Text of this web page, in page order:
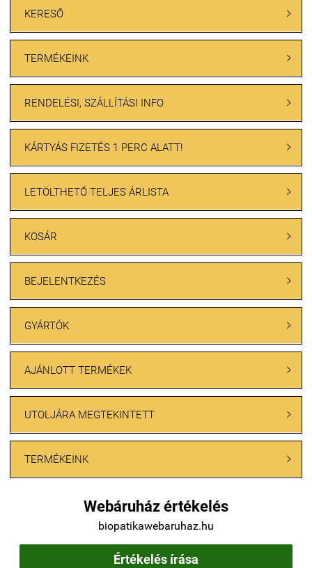
KERESŐ 
TERMÉKEINK 
RENDELÉSI, SZÁLLÍTÁSI INFO 
KÁRTYÁS FIZETÉS 1 PERC ALATT! 
LETÖLTHETŐ TELJES ÁRLISTA 
KOSÁR 
BEJELENTKEZÉS 
GYÁRTÓK 
AJÁNLOTT TERMÉKEK 
UTOLJÁRA MEGTEKINTETT 
TERMÉKEINK 
Webáruház értékelés
biopatikawebaruhaz.hu
Értékelés írása